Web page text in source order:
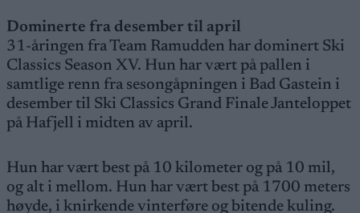
Dominerte fra desember til april
31-åringen fra Team Ramudden har dominert Ski
Classics Season XV. Hun har vært på pallen i
samtlige renn fra sesongåpningen i Bad Gastein i
desember til Ski Classics Grand Finale Janteloppet
på Hafjell i midten av april.
Hun har vært best på 10 kilometer og på 10 mil,
og alt i mellom. Hun har vært best på 1700 meters
høyde, i knirkende vinterføre og bitende kuling.